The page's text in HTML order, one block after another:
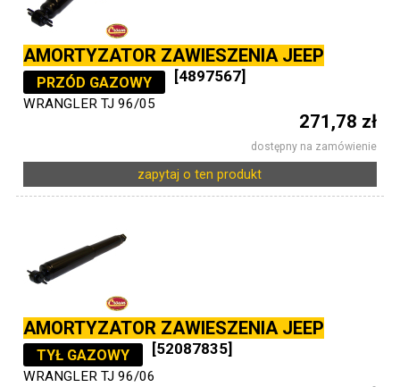
AMORTYZATOR ZAWIESZENIA JEEP
PRZÓD GAZOWY [4897567]
WRANGLER TJ 96/05
271,78 zł
dostępny na zamówienie
zapytaj o ten produkt
AMORTYZATOR ZAWIESZENIA JEEP
TYŁ GAZOWY [52087835]
WRANGLER TJ 96/06